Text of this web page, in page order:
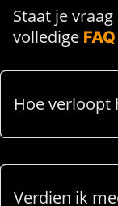
Staat je
volledige
Hoe verloopt
Verdien ik